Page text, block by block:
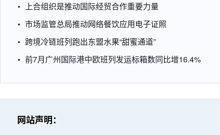
上合组织是推动国际经贸合作重要力量
市场监管总局推动网络餐饮应用电子证照
跨境冷链班列跑出东盟水果“甜蜜通道”
前7月广州国际港中欧班列发运标箱数同比增16.4%
网站声明：